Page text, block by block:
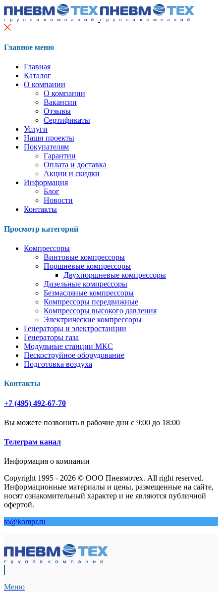
Главное меню
Главная
Каталог
О компании
О компании
Вакансии
Отзывы
Сертификаты
Услуги
Наши проекты
Покупателям
Гарантии
Оплата и доставка
Акции и скидки
Информация
Блог
Новости
Контакты
Просмотр категорий
Компрессоры
Винтовые компрессоры
Поршневые компрессоры
Двухпоршневые компрессоры
Дизельные компрессоры
Безмасляные компрессоры
Компрессоры передвижные
Компрессоры высокого давления
Электрические компрессоры
Генераторы и электростанции
Генераторы газа
Модульные станции МКС
Пескоструйное оборудование
Подготовка воздуха
Контакты
+7 (495) 492-67-70
Вы можете позвонить в рабочие дни с 9:00 до 18:00
Телеграм канал
Информация о компании
Copyright 1995 - 2026 © ООО Пневмотех. All right reserved.
Информационные материалы и цены, размещенные на сайте,
носят ознакомительный характер и не являются публичной
офертой.
to@kompr.ru
Меню